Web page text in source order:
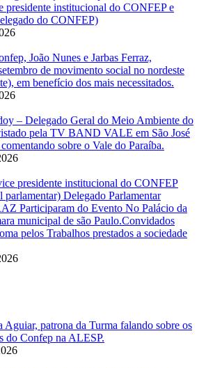
presidente institucional do CONFEP e
do CONFEP)
João Nunes e Jarbas Ferraz,
de movimento social no nordeste
em benefício dos mais necessitados.
– Delegado Geral do Meio Ambiente do
pela TV BAND VALE em São José
sobre o Vale do Paraíba.
presidente institucional do CONFEP
parlamentar) Delegado Parlamentar
Participaram do Evento No Palácio da
municipal de são Paulo.Convidados
pelos Trabalhos prestados a sociedade
Aguiar, patrona da Turma falando sobre os
do Confep na ALESP.